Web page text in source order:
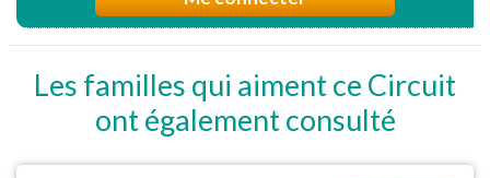
Les familles qui aiment ce Circuit
ont également consulté